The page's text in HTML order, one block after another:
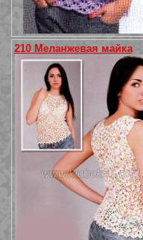
210 Меланжевая майка